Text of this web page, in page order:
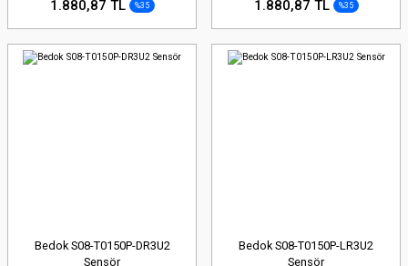
1.880,87 TL %35 1.880,87 TL %35
Bedok S08-T0150P-DR3U2
Sensör
Bedok S08-T0150P-LR3U2
Sensör